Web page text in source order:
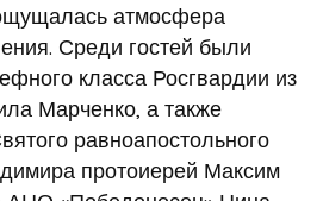
атмосфера
Среди гостей были
класса Росгвардии из
Марченко, а также
равноапостольного
протоиерей Максим